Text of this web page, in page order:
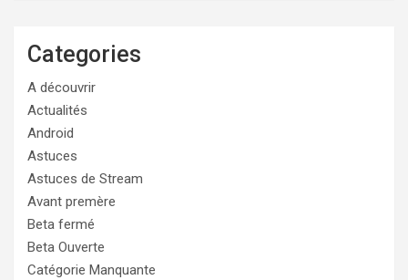
Categories
A découvrir
Actualités
Android
Astuces
Astuces de Stream
Avant premère
Beta fermé
Beta Ouverte
Catégorie Manquante